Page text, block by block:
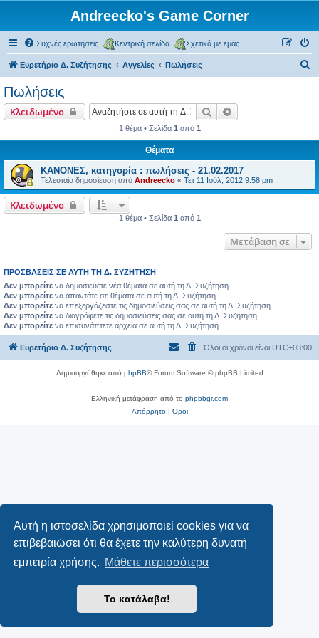
Αυτή η ιστοσελίδα χρησιμοποιεί cookies για να
επιβεβαιώσει ότι θα έχετε την καλύτερη δυνατή
εμπειρία χρήσης. Μάθετε περισσότερα
Το κατάλαβα!
Andreecko's Game Corner
Συχνές ερωτήσεις Κεντρική σελίδα Σχετικά με εμάς
Ευρετήριο Δ. Συζήτησης Αγγελίες Πωλήσεις
Πωλήσεις
Κλειδωμένο Αναζήτηση
1 θέμα • Σελίδα 1 από 1
Θέματα
ΚΑΝΟΝΕΣ, κατηγορία : πωλήσεις - 21.02.2017
Τελευταία δημοσίευση από Andreecko « Τετ 11 Ιούλ, 2012 9:58 pm
Κλειδωμένο
1 θέμα • Σελίδα 1 από 1
Μετάβαση σε
ΠΡΟΣΒΆΣΕΙΣ ΣΕ ΑΥΤΉ ΤΗ Δ. ΣΥΖΉΤΗΣΗ
Δεν μπορείτε να δημοσιεύετε νέα θέματα σε αυτή τη Δ. Συζήτηση
Δεν μπορείτε να απαντάτε σε θέματα σε αυτή τη Δ. Συζήτηση
Δεν μπορείτε να επεξεργάζεστε τις δημοσιεύσεις σας σε αυτή τη Δ. Συζήτηση
Δεν μπορείτε να διαγράφετε τις δημοσιεύσεις σας σε αυτή τη Δ. Συζήτηση
Δεν μπορείτε να επισυνάπτετε αρχεία σε αυτή τη Δ. Συζήτηση
Ευρετήριο Δ. Συζήτησης Όλοι οι χρόνοι είναι UTC+03:00
Δημιουργήθηκε από phpBB® Forum Software © phpBB Limited
Ελληνική μετάφραση από το phpbbgr.com
Απόρρητο|Όροι